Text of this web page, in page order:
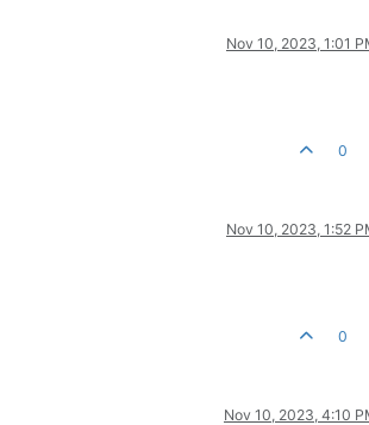
Nov 10, 2023, 1:01
0
Nov 10, 2023, 1:52
0
Nov 10, 2023, 4:10